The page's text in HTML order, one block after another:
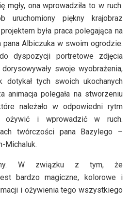
mgły, ona wprowadziła to w ruch.
piękny krajobraz
była praca polegająca na
Albiczuka w swoim ogrodzie.
dyspozycji portretowe zdjęcia
swoje wyobrażenia,
dotykał tych swoich ukochanych
animacja polegała na stworzeniu
należało w odpowiedni rytm
ożywić i wprowadzić w ruch.
twórczości pana Bazylego –
Michaluk.
W związku z tym, że
bardzo magiczne, kolorowe i
i ożywienia tego wszystkiego